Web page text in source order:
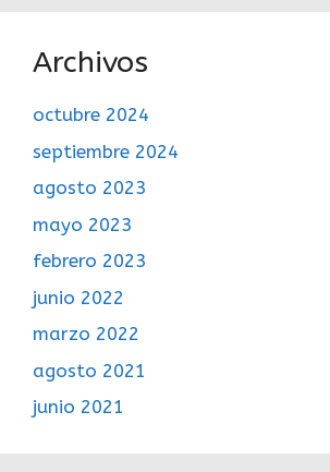
Archivos
octubre 2024
septiembre 2024
agosto 2023
mayo 2023
febrero 2023
junio 2022
marzo 2022
agosto 2021
junio 2021